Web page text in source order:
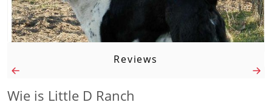
Reviews
Wie is Little D Ranch